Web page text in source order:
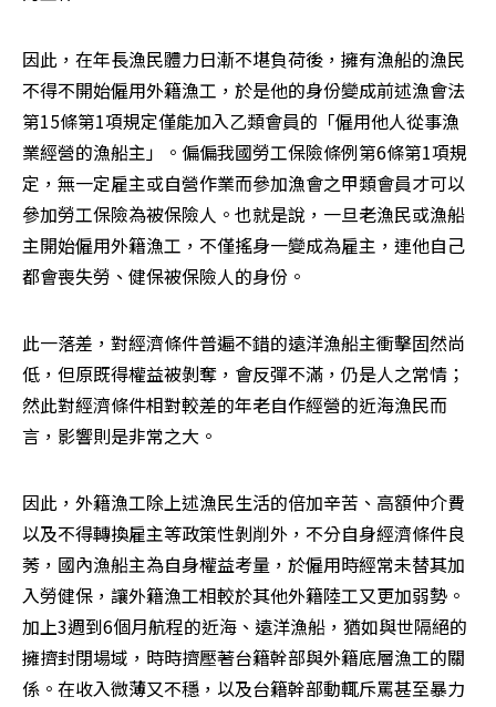
因此，在年長漁民體力日漸不堪負荷後，擁有漁船的漁民
不得不開始僱用外籍漁工，於是他的身份變成前述漁會法
第15條第1項規定僅能加入乙類會員的「僱用他人從事漁
業經營的漁船主」。偏偏我國勞工保險條例第6條第1項規
定，無一定雇主或自營作業而參加漁會之甲類會員才可以
參加勞工保險為被保險人。也就是說，一旦老漁民或漁船
主開始僱用外籍漁工，不僅搖身一變成為雇主，連他自己
都會喪失勞、健保被保險人的身份。
此一落差，對經濟條件普遍不錯的遠洋漁船主衝擊固然尚
低，但原既得權益被剝奪，會反彈不滿，仍是人之常情；
然此對經濟條件相對較差的年老自作經營的近海漁民而
言，影響則是非常之大。
因此，外籍漁工除上述漁民生活的倍加辛苦、高額仲介費
以及不得轉換雇主等政策性剝削外，不分自身經濟條件良
莠，國內漁船主為自身權益考量，於僱用時經常未替其加
入勞健保，讓外籍漁工相較於其他外籍陸工又更加弱勢。
加上3週到6個月航程的近海、遠洋漁船，猶如與世隔絕的
擁擠封閉場域，時時擠壓著台籍幹部與外籍底層漁工的關
係。在收入微薄又不穩，以及台籍幹部動輒斥罵甚至暴力